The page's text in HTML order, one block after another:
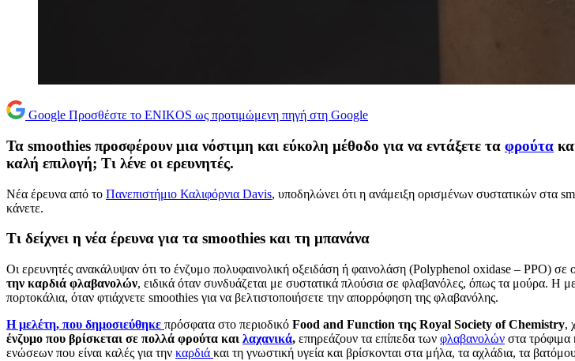
Google Προσθέστε το ENIKOS ως προτιμώμενη πηγή στη Google
Τα smoothies προσφέρουν μια νόστιμη και εύκολη μέθοδο για να εντάξετε τα φρούτα
καλή επιλογή; Τι λένε οι ερευνητές.
Νέα έρευνα από το Πανεπιστήμιο Καλιφόρνια Davis, υποδηλώνει ότι η ανάμειξη ορισμένων συστατικών στα
κάνετε.
Τι δείχνει η νέα έρευνα για τα smoothies και τη μπανάνα
Οι ερευνητές ανακάλυψαν ότι το ένζυμο πολυφαινολική οξειδάση ή φαινολάση (Polyphenol oxidase – PPO) σε
την καρδιά φλαβανολών, ειδικά όταν συνδυάζεται με συστατικά πλούσια σε φλαβανόλες, όπως τα μούρα. Η
πορτοκάλια, όταν φτιάχνετε smoothies για να βελτιστοποιήσετε την απορρόφηση της φλαβανόλης.
Η μελέτη, που δημοσιεύθηκε πρόσφατα στο περιοδικό Food and Function της Royal Society of Chemistry,
ένζυμο που βρίσκεται σε πολλά φρούτα και λαχανικά, επηρεάζουν τα επίπεδα των φλαβανολών στα τρόφιμα
ενώσεων που είναι καλές για την καρδιά και τη γνωστική υγεία και βρίσκονται στα μήλα, τα αχλάδια, τα